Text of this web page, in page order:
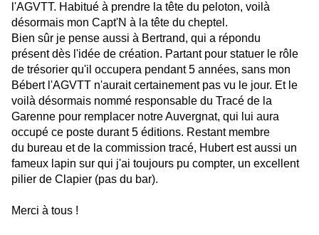
l'AGVTT. Habitué à prendre la tête du peloton, voilà
désormais mon Capt'N à la tête du cheptel.
Bien sûr je pense aussi à Bertrand, qui a répondu
présent dès l'idée de création. Partant pour statuer le rôle
de trésorier qu'il occupera pendant 5 années, sans mon
Bébert l'AGVTT n'aurait certainement pas vu le jour. Et le
voilà désormais nommé responsable du Tracé de la
Garenne pour remplacer notre Auvergnat, qui lui aura
occupé ce poste durant 5 éditions. Restant membre
du bureau et de la commission tracé, Hubert est aussi un
fameux lapin sur qui j'ai toujours pu compter, un excellent
pilier de Clapier (pas du bar).
Merci à tous !